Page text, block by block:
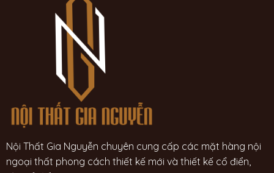
Nội Thất Gia Nguyễn chuyên cung cấp các mặt hàng nội
ngoại thất phong cách thiết kế mới và thiết kế cổ điển,